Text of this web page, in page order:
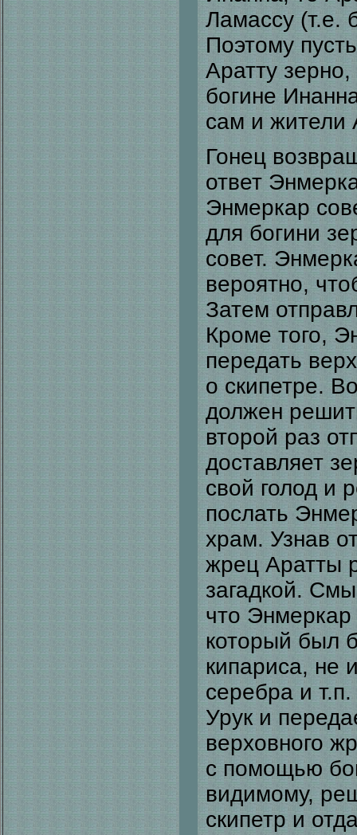
Ламассу (т.е.
Поэтому
Аратту
богине
сам и жители
Гонец
ответ
Энмеркар
для богини
совет.
вероятно,
Затем
Кроме того,
передать
о скипетре.
должен
второй раз
доставляет
свой голод и
послать
храм. Узнав
жрец Аратты
загадкой.
что Энмеркар
который был
кипариса, не
серебра и
Урук и
верховного
с помощью
видимому,
скипетр и